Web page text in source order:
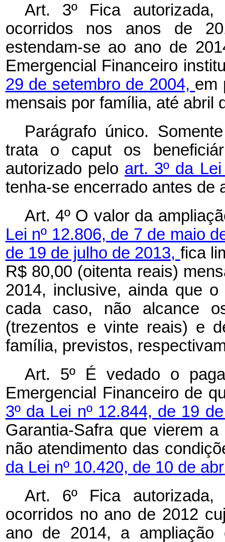
Art. 3º Fica autorizada,
ocorridos nos anos de
estendam-se ao ano de
Emergencial Financeiro
29 de setembro de 2004, em
mensais por família, até abril
Parágrafo único.
trata o caput os
autorizado pelo art. 3º da
tenha-se encerrado antes de
Art. 4º O valor da
Lei nº 12.806, de 7 de maio
de 19 de julho de 2013, fica
R$ 80,00 (oitenta reais)
2014, inclusive, ainda que
cada caso, não alcance
(trezentos e vinte reais) e
família, previstos,
Art. 5º É vedado o
Emergencial Financeiro de
3º da Lei nº 12.844, de 19
Garantia-Safra que vierem
não atendimento das
da Lei nº 10.420, de 10 de
Art. 6º Fica autorizada,
ocorridos no ano de 2012
ano de 2014, a ampliação